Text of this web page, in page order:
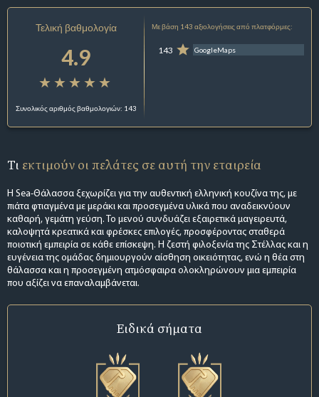
Τελική βαθμολογία
4.9
Συνολικός αριθμός βαθμολογιών: 143
Με βάση 143 αξιολογήσεις από πλατφόρμες:
143 GoogleMaps
Τι εκτιμούν οι πελάτες σε αυτή την εταιρεία
Η Sea-Θάλασσα ξεχωρίζει για την αυθεντική ελληνική κουζίνα της, με
πιάτα φτιαγμένα με μεράκι και προσεγμένα υλικά που αναδεικνύουν
καθαρή, γεμάτη γεύση. Το μενού συνδυάζει εξαιρετικά μαγειρευτά,
καλοψητά κρεατικά και φρέσκες επιλογές, προσφέροντας σταθερά
ποιοτική εμπειρία σε κάθε επίσκεψη. Η ζεστή φιλοξενία της Στέλλας και η
ευγένεια της ομάδας δημιουργούν αίσθηση οικειότητας, ενώ η θέα στη
θάλασσα και η προσεγμένη ατμόσφαιρα ολοκληρώνουν μια εμπειρία
που αξίζει να επαναλαμβάνεται.
Ειδικά σήματα